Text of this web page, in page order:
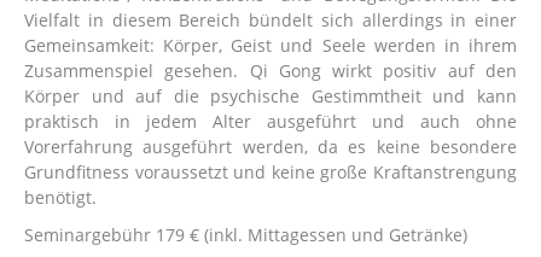
Vielfalt in diesem Bereich bündelt sich allerdings in einer
Gemeinsamkeit: Körper, Geist und Seele werden in ihrem
Zusammenspiel gesehen. Qi Gong wirkt positiv auf den
Körper und auf die psychische Gestimmtheit und kann
praktisch in jedem Alter ausgeführt und auch ohne
Vorerfahrung ausgeführt werden, da es keine besondere
Grundfitness voraussetzt und keine große Kraftanstrengung
benötigt.
Seminargebühr 179 € (inkl. Mittagessen und Getränke)